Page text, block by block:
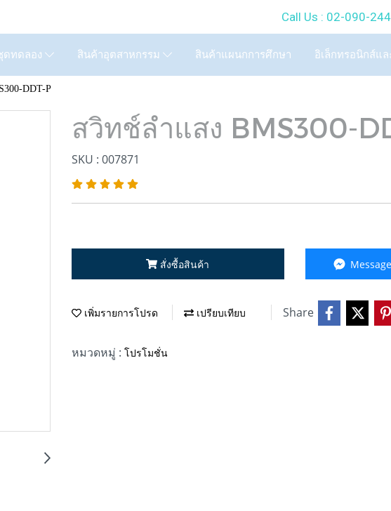
(GIC) Call Us : 02-090-
ดทดลอง สินค้าอุตสาหกรรม สินค้าแผนกการศึกษา อิเล็กทรอนิกส์แ
DDT-P
สวิทช์ลำแสง BMS300-
SKU : 007871
สั่งซื้อสินค้า
เพิ่มรายการโปรด เปรียบเทียบ Share
หมวดหมู่ : โปรโมชั่น